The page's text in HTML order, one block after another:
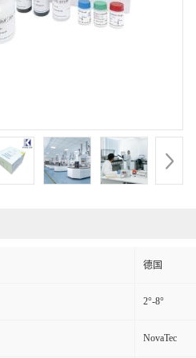
德国
2°-8°
NovaTec